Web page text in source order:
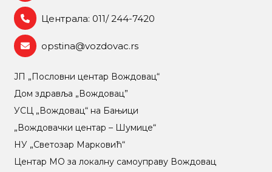
Централа: 011/ 244-7420
opstina@vozdovac.rs
ЈП „Пословни центар Вождовац“
Дом здравља „Вождовац”
УСЦ „Вождовац“ на Бањици
„Вождовачки центар – Шумице“
НУ „Светозар Марковић“
Центар МO за локалну самоуправу Вождовац